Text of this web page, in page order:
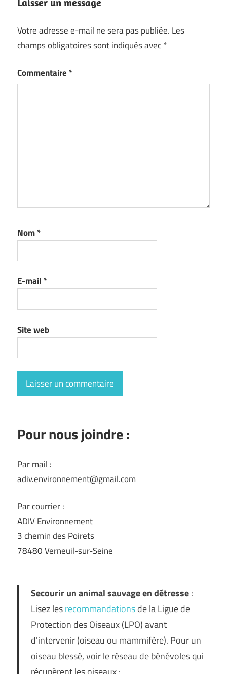
Votre adresse e-mail ne sera pas publiée. Les
champs obligatoires sont indiqués avec*
Commentaire *
Nom*
E-mail *
Site web
Pour nous joindre :
Par mail :
adiv.environnement@gmail.com
Par courrier :
ADIV Environnement
3 chemin des Poirets
78480 Verneuil-sur-Seine
Secourir un animal sauvage en détresse:
Lisez lesrecommandationsde la Ligue de
Protection des Oiseaux (LPO) avant
d'intervenir (oiseau ou mammifère). Pour un
oiseau blessé, voir le réseau de bénévoles qui